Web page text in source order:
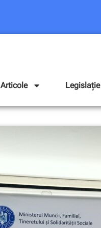
Articole Legislație